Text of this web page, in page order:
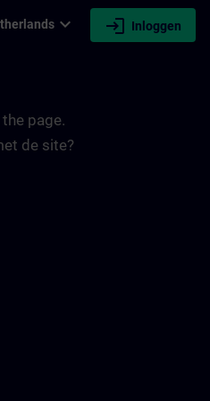
expand_more login Inloggen
page.
de site?